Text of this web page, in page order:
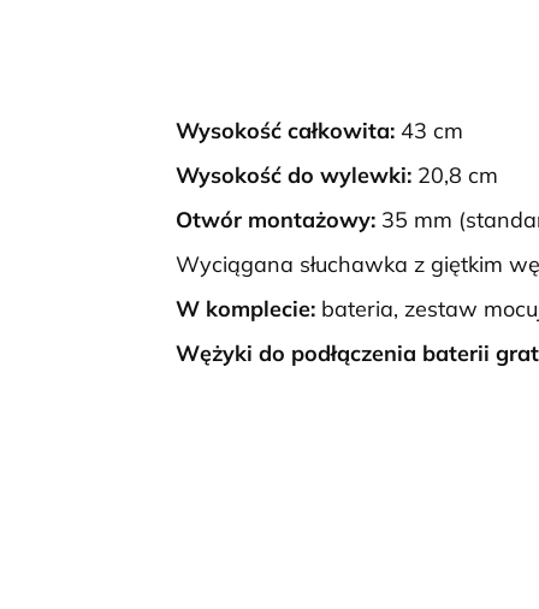
Wysokość całkowita: 43 cm
Wysokość do wylewki: 20,8 cm
Otwór montażowy: 35 mm
Wyciągana słuchawka z giętkim
W komplecie: bateria, zestaw
Wężyki do podłączenia baterii